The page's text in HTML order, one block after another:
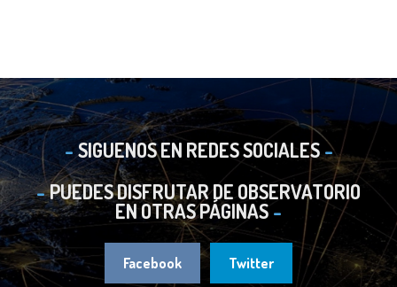
SIGUENOS EN REDES SOCIALES
PUEDES DISFRUTAR DE OBSERVATORIO
EN OTRAS PÁGINAS
Facebook Twitter